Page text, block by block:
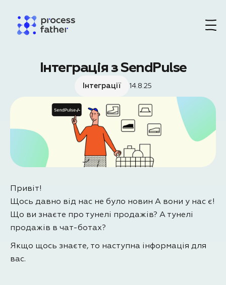
Інтеграція з SendPulse
Інтеграції 14.8.25
Привіт!
Щось давно від нас не було новин А вони у нас є!
Що ви знаєте про тунелі продажів? А тунелі
продажів в чат-ботах?
Якщо щось знаєте, то наступна інформація для
вас.